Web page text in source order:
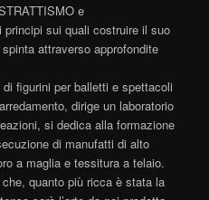
e
sui quali costruire il suo
attraverso approfondite
figurini per balletti e spettacoli
dirige un laboratorio
si dedica alla formazione
di manufatti di alto
a maglia e tessitura a telaio.
quanto più ricca è stata la